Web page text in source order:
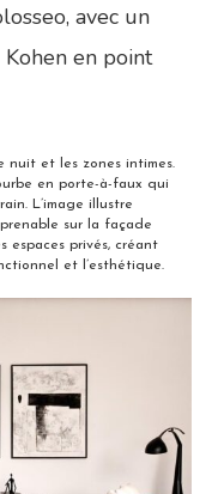
avec un
en point
nuit et les zones intimes.
en porte-à-faux qui
L’image illustre
sur la façade
espaces privés, créant
et l’esthétique.